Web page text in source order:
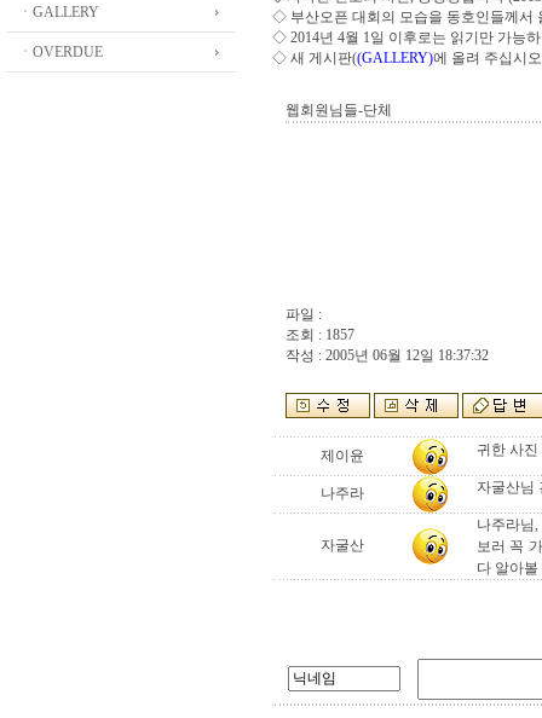
ㆍGALLERY
ㆍOVERDUE
◇ 부산오픈 대회의 모습을 동호인들께서
◇ 2014년 4월 1일 이후로는 읽기만 가능
◇ 새 게시판((GALLERY)에 올려 주십시오
웹회원님들-단체
파일 :
조회 : 1857
작성 : 2005년 06월 12일 18:37:32
제이윤 귀한 사진
나주라 자굴산님
자굴산
나주라님
보러 꼭
다 알아볼